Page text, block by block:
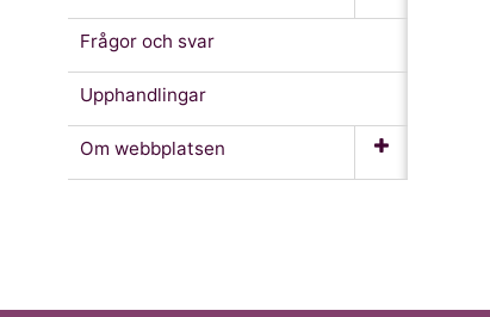
Frågor och svar
Upphandlingar
Om webb­platsen